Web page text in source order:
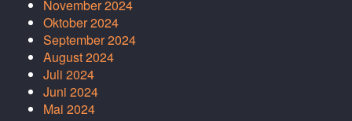
November 2024
Oktober 2024
September 2024
August 2024
Juli 2024
Juni 2024
Mai 2024